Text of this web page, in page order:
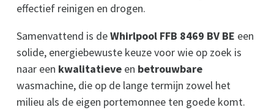
effectief reinigen en drogen.
Samenvattend is deWhirlpool FFB 8469 BV BE een
solide, energiebewuste keuze voor wie op zoek is
naar een kwalitatieve en betrouwbare
wasmachine, die op de lange termijn zowel het
milieu als de eigen portemonnee ten goede komt.